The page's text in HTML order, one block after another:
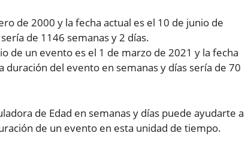
de 2000 y la fecha actual es el 10 de junio de
de 1146 semanas y 2 días.
de un evento es el 1 de marzo de 2021 y la fecha
duración del evento en semanas y días sería de 70
de Edad en semanas y días puede ayudarte a
de un evento en esta unidad de tiempo.